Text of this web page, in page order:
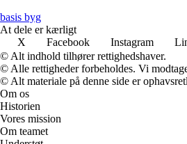
basis byg
At dele er kærligt
X
Facebook Instagram
© Alt indhold tilhører rettighedshaver.
© Alle rettigheder forbeholdes. Vi
© Alt materiale på denne side er
Om os
Historien
Vores mission
Om teamet